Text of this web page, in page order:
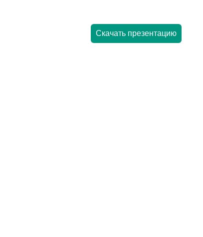
Скачать презентацию